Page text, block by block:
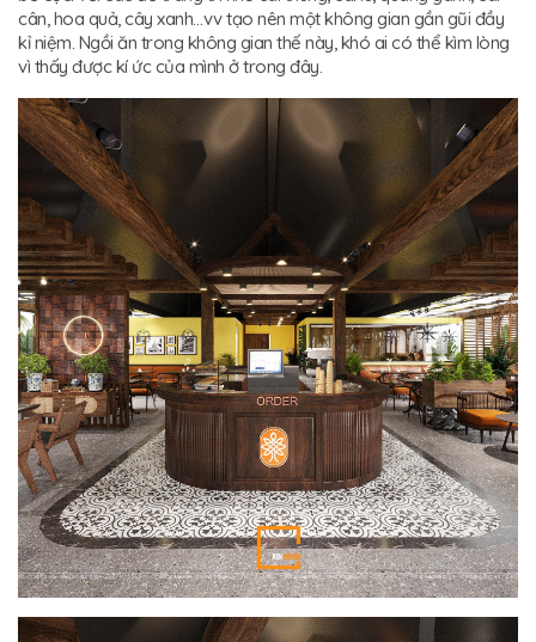
cân, hoa quả, cây xanh…vv tạo nên một không gian gần gũi đầy
kỉ niệm. Ngồi ăn trong không gian thế này, khó ai có thể kìm lòng
vì thấy được kí ức của mình ở trong đây.